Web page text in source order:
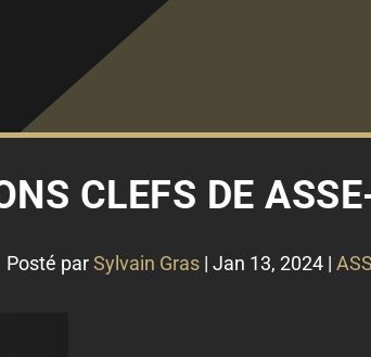
CLEFS DE
Posté parSylvain Gras| Jan 13, 2024|